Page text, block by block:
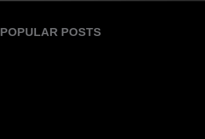
POPULAR POSTS